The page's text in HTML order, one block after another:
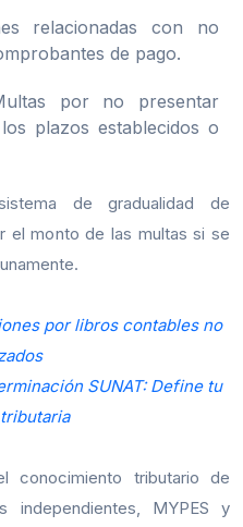
relacionadas con no
de pago.
por no presentar
plazos establecidos o
de gradualidad de
el monto de las multas si se
por libros contables no
SUNAT: Define tu
conocimiento tributario de
independientes, MYPES y